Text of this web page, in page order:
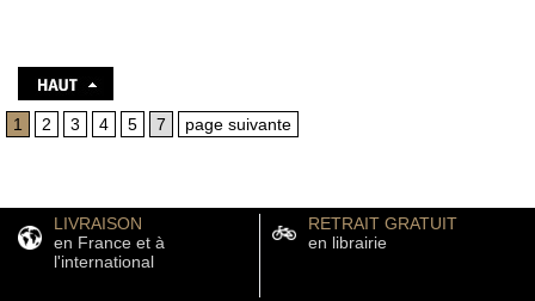
1 2 3 4 5 7 page suivante
LIVRAISON
en France et à
l'international
RETRAIT GRATUIT
en librairie